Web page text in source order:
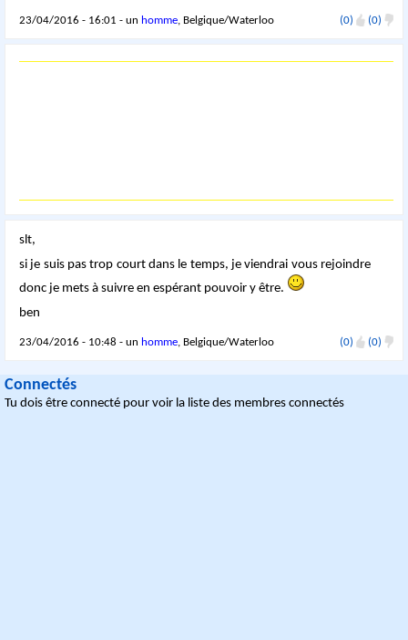
23/04/2016 - 16:01 - un homme, Belgique/Waterloo (0) (0)
slt,
si je suis pas trop court dans le temps, je viendrai vous rejoindre
donc je mets à suivre en espérant pouvoir y être.
ben
23/04/2016 - 10:48 - un homme, Belgique/Waterloo (0) (0)
Connectés
Tu dois être connecté pour voir la liste des membres connectés